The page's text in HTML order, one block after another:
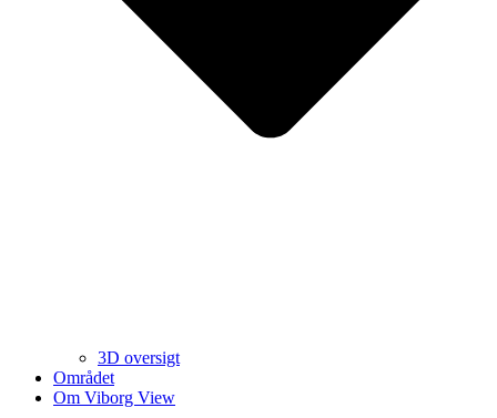
3D oversigt
Området
Om Viborg View